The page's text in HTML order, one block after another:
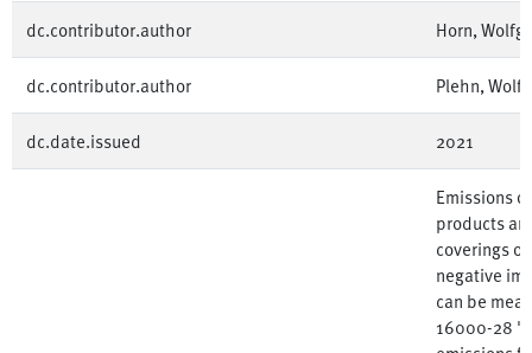
dc.contributor.author Horn,
dc.contributor.author Plehn,
dc.date.issued 2021
Emissions
products
coverings
negative
can be
16000-28